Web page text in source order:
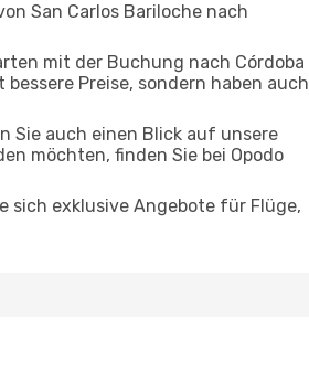
San Carlos Bariloche nach
mit der Buchung nach Córdoba
Preise, sondern haben auch
Sie auch einen Blick auf unsere
möchten, finden Sie bei Opodo
sich exklusive Angebote für Flüge,